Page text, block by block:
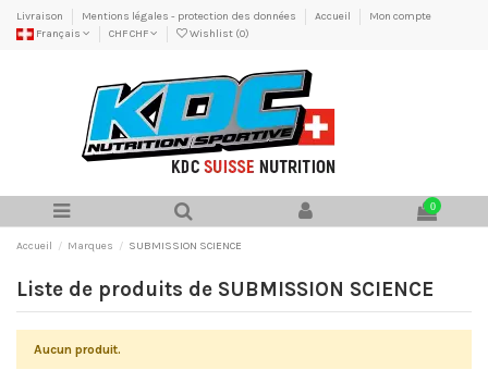
Livraison Mentions légales - protection des données Accueil
Mon compte
Français
CHF CHF Wishlist (0)
0
Accueil Marques SUBMISSION SCIENCE
Liste de produits de SUBMISSION SCIENCE
Aucun produit.